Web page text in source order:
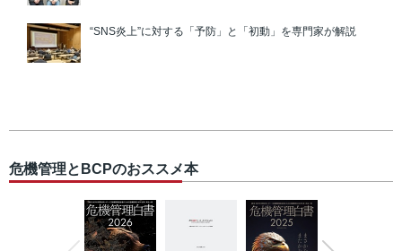
“SNS炎上”に対する「予防」と「初動」を専門家が解説
危機管理とBCPのおススメ本